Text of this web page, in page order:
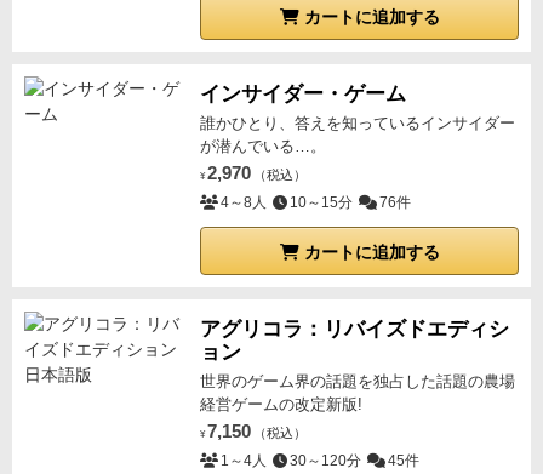
カートに追加する
インサイダー・ゲーム
誰かひとり、答えを知っているインサイダー
が潜んでいる…。
¥ 2,970 （税込）
4～8人 10～15分 76件
カートに追加する
アグリコラ：リバイズドエディシ
ョン
世界のゲーム界の話題を独占した話題の農場
経営ゲームの改定新版!
¥ 7,150 （税込）
1～4人 30～120分 45件